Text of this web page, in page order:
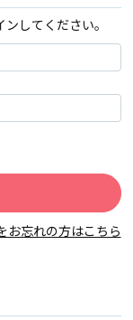
してください。
お忘れの方はこちら